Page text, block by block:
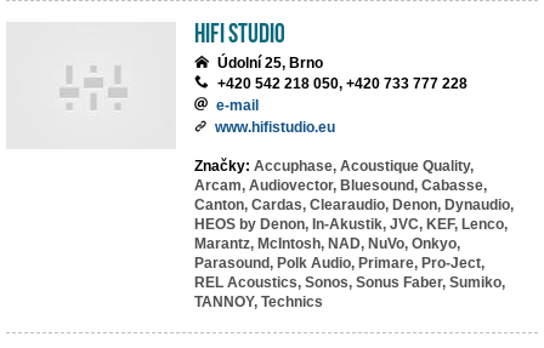
HiFi Studio
Údolní 25, Brno
+420 542 218 050, +420 733 777 228
e-mail
www.hifistudio.eu
Značky: Accuphase, Acoustique Quality,
Arcam, Audiovector, Bluesound, Cabasse,
Canton, Cardas, Clearaudio, Denon, Dynaudio,
HEOS by Denon, In-Akustik, JVC, KEF, Lenco,
Marantz, McIntosh, NAD, NuVo, Onkyo,
Parasound, Polk Audio, Primare, Pro-Ject,
REL Acoustics, Sonos, Sonus Faber, Sumiko,
TANNOY, Technics